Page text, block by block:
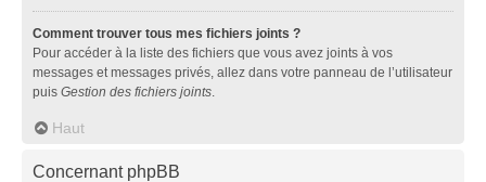
Comment trouver tous mes fichiers joints ?
Pour accéder à la liste des fichiers que vous avez joints à vos
messages et messages privés, allez dans votre panneau de l’utilisateur
puis Gestion des fichiers joints.
Haut
Concernant phpBB